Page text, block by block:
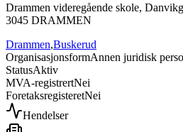
Drammen videregående skole,
3045 DRAMMEN
Drammen,Buskerud
OrganisasjonsformAnnen juridisk
StatusAktiv
MVA-registrertNei
ForetaksregisteretNei
Hendelser